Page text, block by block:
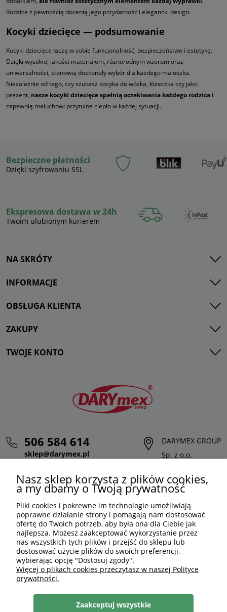
Rodzice z pewnością docenią jego przydatność i elegancki design.
Kocyki dziecięce — podsumowanie
Kocyki dziecięce łączą w sobie funkcjonalność, bezpieczeństwo i estetykę.
Dzięki wysokiej jakości materiałom, różnorodnym wzorom oraz
uniwersalności, stanowią doskonały wybór dla każdego maluszka.
Niezależnie od tego, czy szukasz kocyka do wózka, łóżeczka czy jako
prezent, nasze kocyki dziecięce spełnią oczekiwania każdego rodzica i
zapewnią maluchowi przytulne ciepło w każdej sytuacji.
Bezpieczne płatności
Dzięki szyfrowaniu SSL
Ekspresowa dostawa w 24h
Twoim ulubionym kurierem
NA SKRÓTY
INFORMACJE
OBSŁUGA KLIENTA
ZAKUPY
TWOJE KONTO
506 584 614
sklep@darymex.pl
DARYMEX GROUP
Sp. z o.o.
32-620 Brzeszcze
PLN PL
Nasz sklep korzysta z plików cookies,
a my dbamy o Twoją prywatność
Pliki cookies i pokrewne im technologie umożliwiają
poprawne działanie strony i pomagają nam dostosować
ofertę do Twoich potrzeb, aby była ona dla Ciebie jak
najlepsza. Możesz zaakceptować wykorzystanie przez
nas wszystkich tych plików i przejść do sklepu lub
dostosować użycie plików do swoich preferencji,
wybierając opcję "Dostosuj zgody".
Więcej o plikach cookies przeczytasz w naszej Polityce
prywatności.
Zaakceptuj wszystkie